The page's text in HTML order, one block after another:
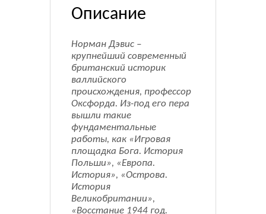
Описание
Норман Дэвис –
крупнейший современный
британский историк
валлийского
происхождения, профессор
Оксфордa. Из-под его пера
вышли такие
фундаментальные
работы, как «Игровая
площадка Бога. История
Польши», «Европа.
История», «Острова.
История
Великобритании»,
«Восстание 1944 год.